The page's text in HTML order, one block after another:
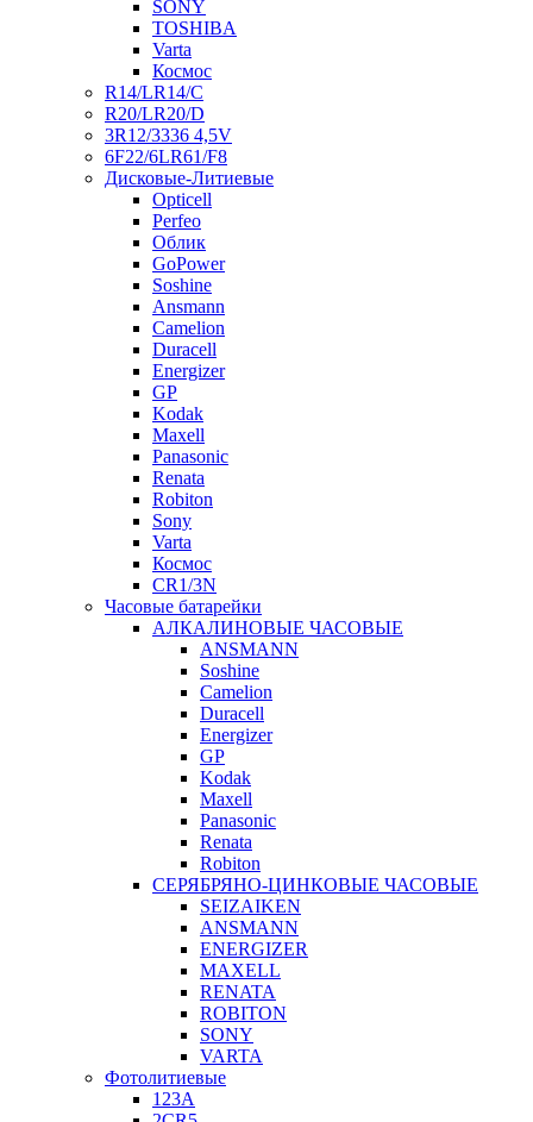
SONY
TOSHIBA
Varta
Космос
R14/LR14/C
R20/LR20/D
3R12/3336 4,5V
6F22/6LR61/F8
Дисковые-Литиевые
Opticell
Perfeo
Облик
GoPower
Soshine
Ansmann
Camelion
Duracell
Energizer
GP
Kodak
Maxell
Panasonic
Renata
Robiton
Sony
Varta
Космос
CR1/3N
Часовые батарейки
АЛКАЛИНОВЫЕ ЧАСОВЫЕ
ANSMANN
Soshine
Camelion
Duracell
Energizer
GP
Kodak
Maxell
Panasonic
Renata
Robiton
СЕРЯБРЯНО-ЦИНКОВЫЕ ЧАСОВЫЕ
SEIZAIKEN
ANSMANN
ENERGIZER
MAXELL
RENATA
ROBITON
SONY
VARTA
Фотолитиевые
123A